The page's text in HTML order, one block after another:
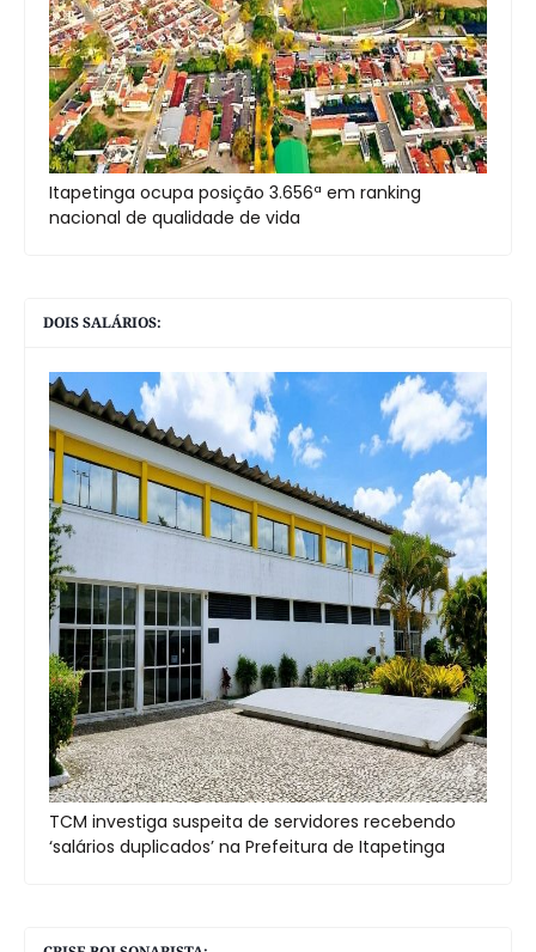
Itapetinga ocupa posição 3.656ª em ranking
nacional de qualidade de vida
DOIS SALÁRIOS:
TCM investiga suspeita de servidores recebendo
‘salários duplicados’ na Prefeitura de Itapetinga